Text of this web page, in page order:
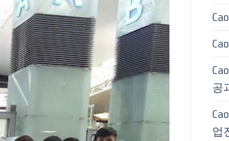
공
업